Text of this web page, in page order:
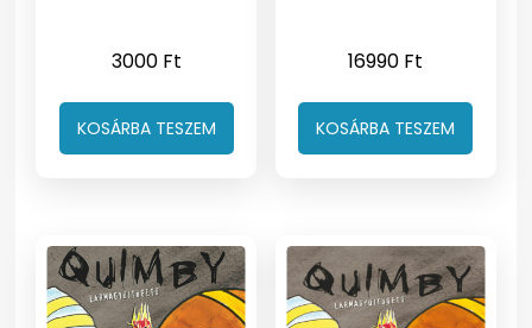
3000 Ft
KOSÁRBA TESZEM
16990 Ft
KOSÁRBA TESZEM